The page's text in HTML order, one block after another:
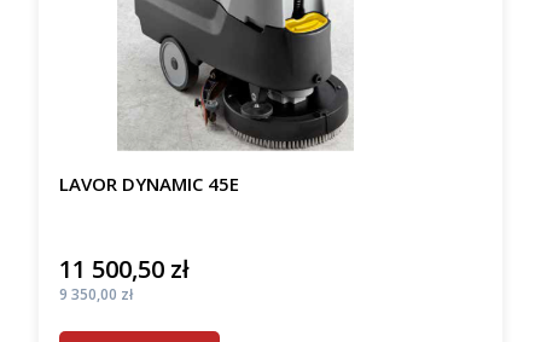
LAVOR DYNAMIC 45E
Cena
11 500,50 zł
Cena
9 350,00 zł